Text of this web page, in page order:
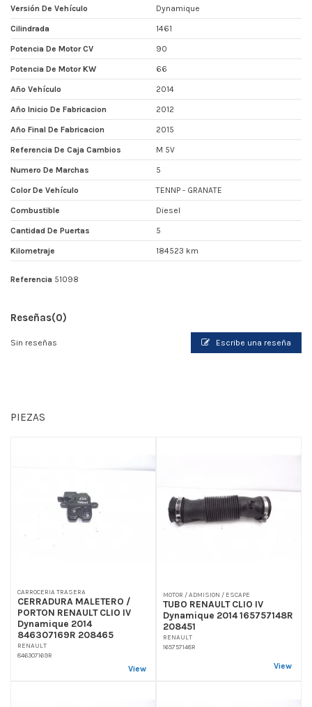
Versión De Vehículo Dynamique
Cilindrada 1461
Potencia De Motor CV 90
Potencia De Motor KW 66
Año Vehículo 2014
Año Inicio De Fabricacion 2012
Año Final De Fabricacion 2015
Referencia De Caja Cambios M 5V
Numero De Marchas 5
Color De Vehículo TENNP - GRANATE
Combustible Diesel
Cantidad De Puertas 5
Kilometraje 184523 km
Referencia 51098
Reseñas(0)
Sin reseñas Escribe una reseña
PIEZAS
CARROCERIA TRASERA
CERRADURA MALETERO /
PORTON RENAULT CLIO IV
Dynamique 2014
846307169R 208465
RENAULT
846307169R
View
MOTOR / ADMISION / ESCAPE
TUBO RENAULT CLIO IV
Dynamique 2014 165757148R
208451
RENAULT
165757148R
View